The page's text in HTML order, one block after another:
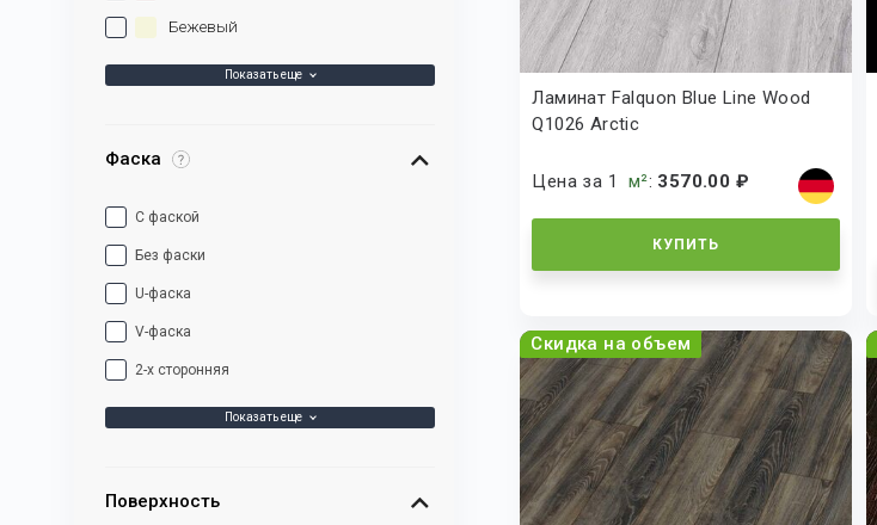
Бежевый
Показать еще
Фаска
С фаской
Без фаски
U-фаска
V-фаска
2-х сторонняя
Показать еще
Поверхность
Ламинат Falquon Blue Line Wood
Q1026 Arctic
Цена за 1 м²: 3570.00 ₽
КУПИТЬ
Скидка на объем